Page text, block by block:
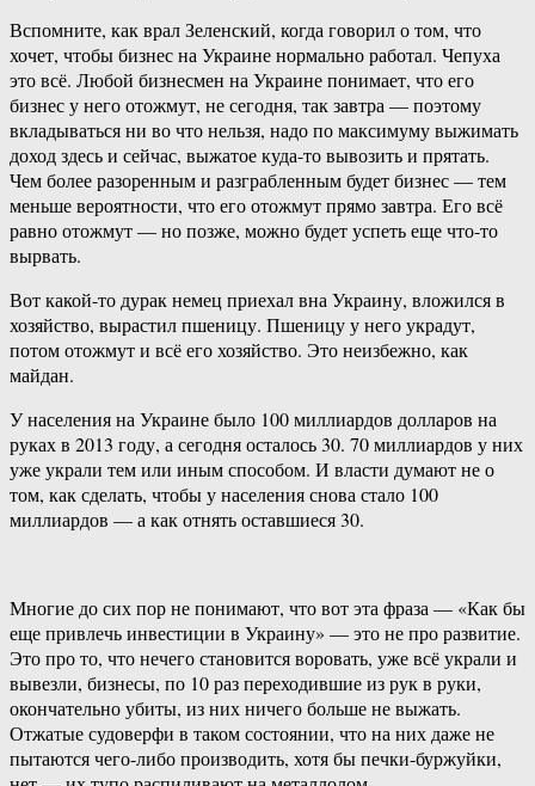
Вспомните, как врал Зеленский, когда говорил о том, что
хочет, чтобы бизнес на Украине нормально работал. Чепуха
это всё. Любой бизнесмен на Украине понимает, что его
бизнес у него отожмут, не сегодня, так завтра — поэтому
вкладываться ни во что нельзя, надо по максимуму выжимать
доход здесь и сейчас, выжатое куда-то вывозить и прятать.
Чем более разоренным и разграбленным будет бизнес — тем
меньше вероятности, что его отожмут прямо завтра. Его всё
равно отожмут — но позже, можно будет успеть еще что-то
вырвать.
Вот какой-то дурак немец приехал вна Украину, вложился в
хозяйство, вырастил пшеницу. Пшеницу у него украдут,
потом отожмут и всё его хозяйство. Это неизбежно, как
майдан.
У населения на Украине было 100 миллиардов долларов на
руках в 2013 году, а сегодня осталось 30. 70 миллиардов у них
уже украли тем или иным способом. И власти думают не о
том, как сделать, чтобы у населения снова стало 100
миллиардов — а как отнять оставшиеся 30.
Многие до сих пор не понимают, что вот эта фраза — «Как бы
еще привлечь инвестиции в Украину» — это не про развитие.
Это про то, что нечего становится воровать, уже всё украли и
вывезли, бизнесы, по 10 раз переходившие из рук в руки,
окончательно убиты, из них ничего больше не выжать.
Отжатые судоверфи в таком состоянии, что на них даже не
пытаются чего-либо производить, хотя бы печки-буржуйки,